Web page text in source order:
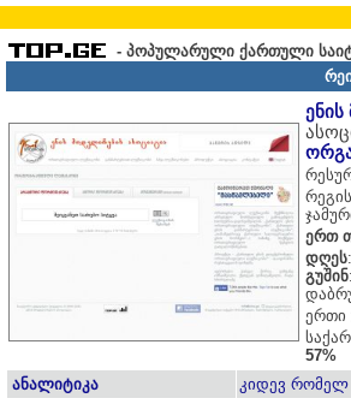
- პოპულარული ქართული
ერთ
დღეს
გუშინ
ერთი
57%
ანალიტიკა
კიდევ რომელ